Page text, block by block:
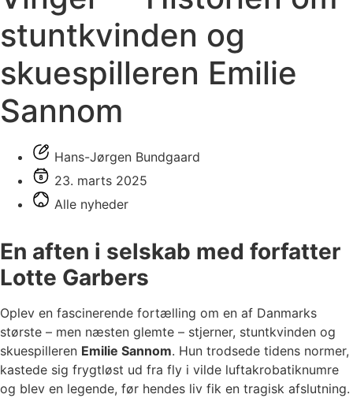
stuntkvinden og
skuespilleren Emilie
Sannom
Hans-Jørgen Bundgaard
23. marts 2025
Alle nyheder
En aften i selskab med forfatter
Lotte Garbers
Oplev en fascinerende fortælling om en af Danmarks
største – men næsten glemte – stjerner, stuntkvinden og
skuespilleren Emilie Sannom. Hun trodsede tidens normer,
kastede sig frygtløst ud fra fly i vilde luftakrobatiknumre
og blev en legende, før hendes liv fik en tragisk afslutning.